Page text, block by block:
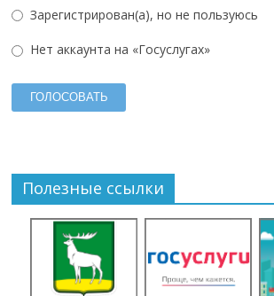
Зарегистрирован(а), но не пользуюсь
Нет аккаунта на «Госуслугах»
Полезные ссылки